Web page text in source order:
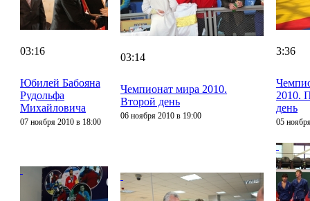
03:16
Юбилей Бабояна
Рудольфа
Михайловича
07 ноября 2010 в 18:00
03:14
Чемпионат мира 2010.
Второй день
06 ноября 2010 в 19:00
3:36
2010.
день
05